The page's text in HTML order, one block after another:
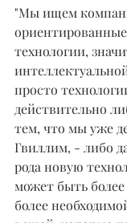
"Мы ищем
технологии,
просто
действительно
тем, что мы уже
Гвиллим, - либо
рода новую
может быть
более